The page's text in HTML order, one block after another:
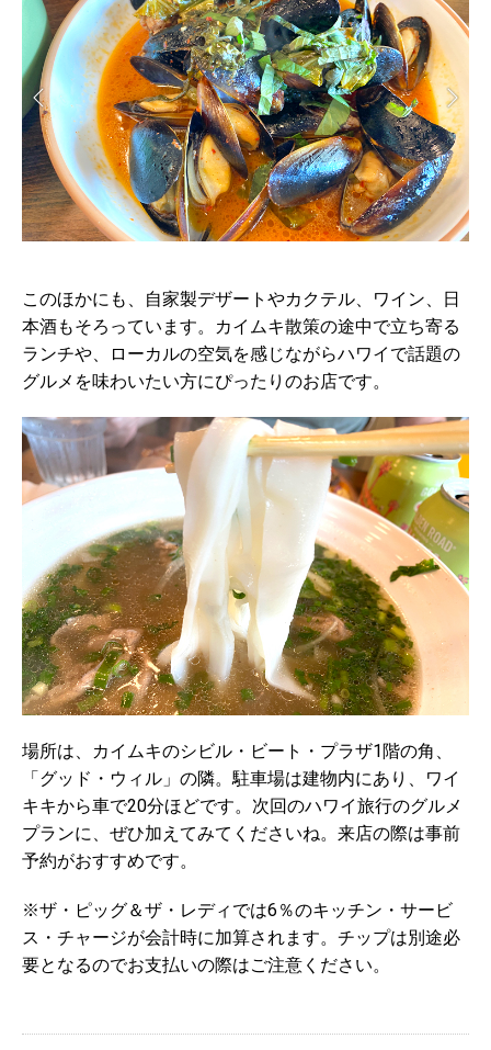
このほかにも、自家製デザートやカクテル、ワイン、日
本酒もそろっています。カイムキ散策の途中で立ち寄る
ランチや、ローカルの空気を感じながらハワイで話題の
グルメを味わいたい方にぴったりのお店です。
場所は、カイムキのシビル・ビート・プラザ1階の角、
「グッド・ウィル」の隣。駐車場は建物内にあり、ワイ
キキから車で20分ほどです。次回のハワイ旅行のグルメ
プランに、ぜひ加えてみてくださいね。来店の際は事前
予約がおすすめです。
※ザ・ピッグ＆ザ・レディでは6％のキッチン・サービ
ス・チャージが会計時に加算されます。チップは別途必
要となるのでお支払いの際はご注意ください。